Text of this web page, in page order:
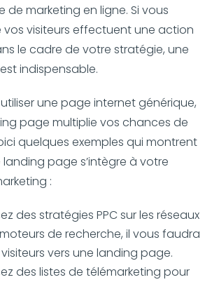
de marketing en ligne. Si vous
visiteurs effectuent une action
le cadre de votre stratégie, une
indispensable.
une page internet générique,
page multiplie vos chances de
quelques exemples qui montrent
page s’intègre à votre
:
des stratégies PPC sur les réseaux
de recherche, il vous faudra
vers une landing page.
des listes de télémarketing pour